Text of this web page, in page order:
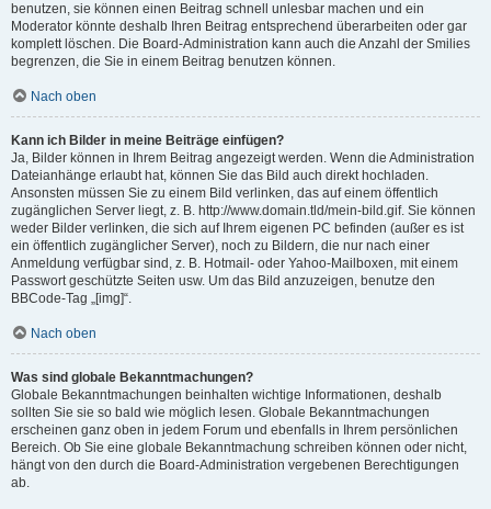
benutzen, sie können einen Beitrag schnell unlesbar machen und ein
Moderator könnte deshalb Ihren Beitrag entsprechend überarbeiten oder gar
komplett löschen. Die Board-Administration kann auch die Anzahl der Smilies
begrenzen, die Sie in einem Beitrag benutzen können.
Nach oben
Kann ich Bilder in meine Beiträge einfügen?
Ja, Bilder können in Ihrem Beitrag angezeigt werden. Wenn die Administration
Dateianhänge erlaubt hat, können Sie das Bild auch direkt hochladen.
Ansonsten müssen Sie zu einem Bild verlinken, das auf einem öffentlich
zugänglichen Server liegt, z. B. http://www.domain.tld/mein-bild.gif. Sie können
weder Bilder verlinken, die sich auf Ihrem eigenen PC befinden (außer es ist
ein öffentlich zugänglicher Server), noch zu Bildern, die nur nach einer
Anmeldung verfügbar sind, z. B. Hotmail- oder Yahoo-Mailboxen, mit einem
Passwort geschützte Seiten usw. Um das Bild anzuzeigen, benutze den
BBCode-Tag „[img]“.
Nach oben
Was sind globale Bekanntmachungen?
Globale Bekanntmachungen beinhalten wichtige Informationen, deshalb
sollten Sie sie so bald wie möglich lesen. Globale Bekanntmachungen
erscheinen ganz oben in jedem Forum und ebenfalls in Ihrem persönlichen
Bereich. Ob Sie eine globale Bekanntmachung schreiben können oder nicht,
hängt von den durch die Board-Administration vergebenen Berechtigungen
ab.